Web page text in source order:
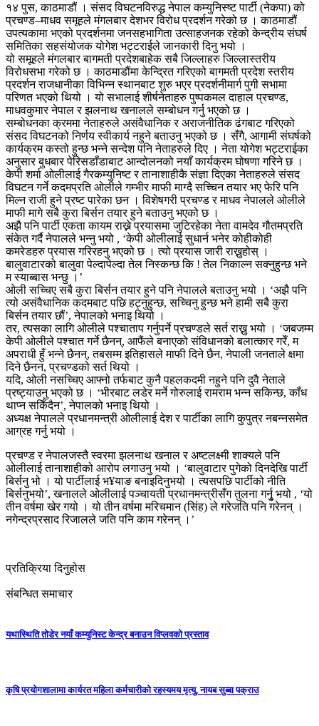
१४ पुस, काठमाडौं । संसद विघटनविरुद्ध नेपाल कम्युनिस्ष्ट पार्टी (नेकपा) को
प्रचण्ड–माधव समूहले मंगलबार देशभर विरोध प्रदर्शन गरेको छ । काठमाडौं
उपत्यकामा भएको प्रदर्शनमा जनसहभागिता उत्साहजनक रहेको केन्द्रीय संघर्ष
समितिका सहसंयोजक योगेश भट्टराईले जानकारी दिनु भयो ।
यो समूहले मंगलबार बागमती प्रदेशबाहेक सबै जिल्लाहरु जिल्लास्तरीय
विरोधसभा गरेको छ । काठमाडौंमा केन्द्रित गरिएको बागमती प्रदेश स्तरीय
प्रदर्शन राजधानीका विभिन्न स्थानबाट शुरु भएर प्रदर्शनीमार्ग पुगी सभामा
परिणत भएको थियो । यो सभालाई शीर्षनेताहरु पुष्पकमल दाहाल प्रचण्ड,
माधवकुमार नेपाल र झलनाथ खनालले सम्बोधन गर्नु भएको छ ।
सम्बोधनका क्रममा नेताहरुले असंवैधानिक र अराजनीतिक ढंगबाट गरिएको
संसद विघटनको निर्णय स्वीकार्य नहुने बताउनु भएको छ । सँगै, आगामी संघर्षको
कार्यक्रम कस्तो हुन्छ भन्ने सन्देश पनि नेताहरुले दिए । नेता योगेश भट्टराईका
अनुसार बुधबार पेरिसडाँडाबाट आन्दोलनको नयाँ कार्यक्रम घोषणा गरिने छ ।
केपी शर्मा ओलीलाई गैरकम्युनिष्ट र तानाशाहीकै संज्ञा दिएका नेताहरुले संसद
विघटन गर्ने कदमप्रति ओलीले गम्भीर माफी माग्दै सच्चिन तयार भए फेरि पनि
मिल्न राजी हुने प्रष्ट पारेका छन । विशेषगरी प्रचण्ड र माधव नेपालले ओलीले
माफी मागे सबै कुरा बिर्सन तयार हुने बताउनु भएको छ ।
अझै पनि पार्टी एकता कायम राख्ने प्रयासमा जुटिरहेका नेता वामदेव गौतमप्रति
संकेत गर्दै नेपालले भन्नु भयो , ‘केपी ओलीलाई सुधार्न भनेर कोहीकोही
कमरेडहरु प्रयास गरिरहनु भएको छ । त्यो प्रयास जारी राख्नुहोस् ।
बालुवाटारको बालुवा पेल्दापेल्दा तेल निस्कन्छ कि ! तेल निकाल्न सक्नुहुन्छ भने
म स्याब्बास भन्छु ।’
ओली सच्चिए सबै कुरा बिर्सन तयार हुने पनि नेपालले बताउनु भयो । ‘अझै पनि
त्यो असंवैधानिक कदमबाट पछि हट्नुहुन्छ, सच्चिनु हुन्छ भने हामी सबै कुरा
बिर्सन तयार छौं’, नेपालको भनाइ थियो ।
तर, त्यसका लागि ओलीले पश्चाताप गर्नुपर्ने प्रचण्डले सर्त राख्नु भयो । ‘जबजम्म
केपी ओलीले पश्चात गर्ने छैनन्, आफैंले बनाएको संविधानको बलात्कार गरेँ, म
अपराधी हुँ भन्ने छैनन्, तबसम्म इतिहासले माफी दिने छैन, नेपाली जनताले क्षमा
दिने छैनन, प्रचण्डको सर्त थियो ।
यदि, ओली नसच्चिए आफ्नो तर्फबाट कुनै पहलकदमी नहुने पनि दुवै नेताले
प्रष्ट्याउनु भएको छ । ‘भीरबाट लडेर मर्ने गोरुलाई रामराम भन्न सकिन्छ, काँध
थाप्न सकिँदैन’, नेपालको भनाइ थियो ।
अध्यक्ष नेपालले प्रधानमन्त्री ओलीलाई देश र पार्टीका लागि कुपुत्र नबन्नसमेत
आग्रह गर्नु भयो ।
प्रचण्ड र नेपालजस्तै स्वरमा झलनाथ खनाल र अष्टलक्ष्मी शाक्यले पनि
ओलीलाई तानाशाहीको आरोप लगाउनु भयो । ‘बालुवाटार पुगेको दिनदेखि पार्टी
बिर्सनु भो । यो पार्टीलाई भ¥याङ बनाइदिनुभयो । त्यसपछि पार्टीको नीति
बिर्सनुभयो’, खनालले ओलीलाई पञ्चायती प्रधानमन्त्रीसँग तुलना गर्नुृ भयो , ‘यो
तीन वर्षमा खेर गयो । यो तीन वर्षमा मरिचमान (सिंह) ले गरेजति पनि गरेनन् ।
नगेन्द्रप्रसाद रिजालले जति पनि काम गरेनन् ।’
प्रतिक्रिया दिनुहोस
संबन्धित समाचार
यथास्थिति तोडेर नयाँ कम्युनिस्ट केन्द्र बनाउन विप्लवको प्रस्ताव
कृषि प्रयोगशालामा कार्यरत महिला कर्मचारीको रहस्यमय मृत्यु, नायब सुब्बा पक्राउ